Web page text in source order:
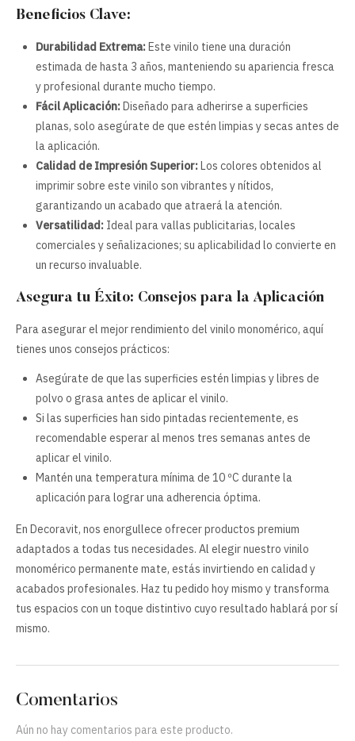
Beneficios Clave:
Durabilidad Extrema:Este vinilo tiene una duración
estimada de hasta 3 años, manteniendo su apariencia fresca
y profesional durante mucho tiempo.
Fácil Aplicación:Diseñado para adherirse a superficies
planas, solo asegúrate de que estén limpias y secas antes de
la aplicación.
Calidad de Impresión Superior:Los colores obtenidos al
imprimir sobre este vinilo son vibrantes y nítidos,
garantizando un acabado que atraerá la atención.
Versatilidad: Ideal para vallas publicitarias, locales
comerciales y señalizaciones; su aplicabilidad lo convierte en
un recurso invaluable.
Asegura tu Éxito: Consejos para la Aplicación
Para asegurar el mejor rendimiento del vinilo monomérico, aquí
tienes unos consejos prácticos:
Asegúrate de que las superficies estén limpias y libres de
polvo o grasa antes de aplicar el vinilo.
Si las superficies han sido pintadas recientemente, es
recomendable esperar al menos tres semanas antes de
aplicar el vinilo.
Mantén una temperatura mínima de 10 ºC durante la
aplicación para lograr una adherencia óptima.
En Decoravit, nos enorgullece ofrecer productos premium
adaptados a todas tus necesidades. Al elegir nuestro vinilo
monomérico permanente mate, estás invirtiendo en calidad y
acabados profesionales. Haz tu pedido hoy mismo y transforma
tus espacios con un toque distintivo cuyo resultado hablará por sí
mismo.
Comentarios
Aún no hay comentarios para este producto.